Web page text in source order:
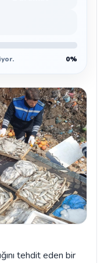
0%
tehdit eden bir